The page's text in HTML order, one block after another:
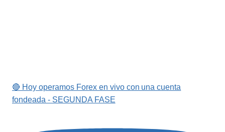
🔴 Hoy operamos Forex en vivo con una cuenta
fondeada - SEGUNDA FASE